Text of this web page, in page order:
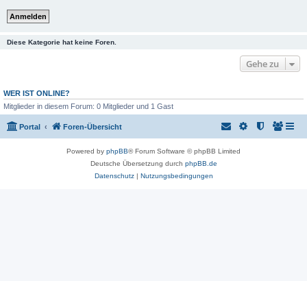
Diese Kategorie hat keine Foren.
Gehe zu
WER IST ONLINE?
Mitglieder in diesem Forum: 0 Mitglieder und 1 Gast
Portal Foren-Übersicht
Powered by phpBB® Forum Software © phpBB Limited
Deutsche Übersetzung durch phpBB.de
Datenschutz| Nutzungsbedingungen